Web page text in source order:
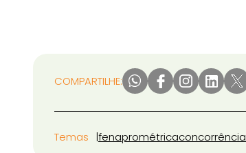
COMPARTILHE:
Temas fenaprométricaconcorrência